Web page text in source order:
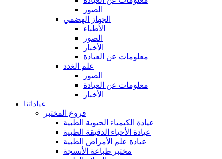
الصور
الجهاز الهضمي
الأطباء
الصور
الأخبار
معلومات عن العيادة
علم الغدد
الصور
معلومات عن العيادة
الأخبار
عياداتنا
فروع المختبر
عيادة الكيمياء الحيوية الطبية
عيادة الأحياء الدقيقة الطبية
عيادة علم الأمراض الطبية
مختبر طباعة الأنسجة